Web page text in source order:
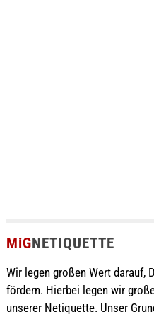
MiGNETIQUETTE
Wir legen großen Wert darauf,
fördern. Hierbei legen wir
unserer Netiquette. Unser